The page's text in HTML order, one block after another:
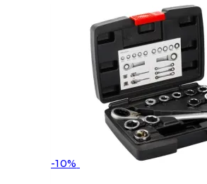
-10%